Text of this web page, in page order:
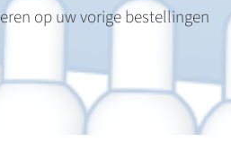
op uw vorige bestellingen